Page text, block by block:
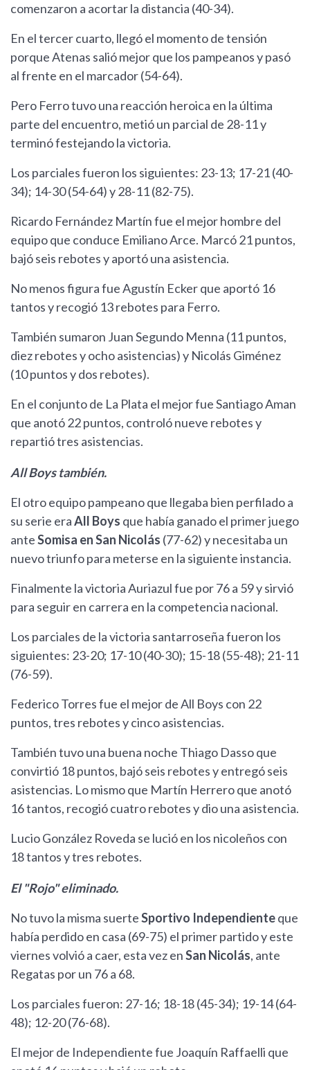
comenzaron a acortar la distancia (40-34).
En el tercer cuarto, llegó el momento de tensión
porque Atenas salió mejor que los pampeanos y pasó
al frente en el marcador (54-64).
Pero Ferro tuvo una reacción heroica en la última
parte del encuentro, metió un parcial de 28-11 y
terminó festejando la victoria.
Los parciales fueron los siguientes: 23-13; 17-21 (40-
34); 14-30 (54-64) y 28-11 (82-75).
Ricardo Fernández Martín fue el mejor hombre del
equipo que conduce Emiliano Arce. Marcó 21 puntos,
bajó seis rebotes y aportó una asistencia.
No menos figura fue Agustín Ecker que aportó 16
tantos y recogió 13 rebotes para Ferro.
También sumaron Juan Segundo Menna (11 puntos,
diez rebotes y ocho asistencias) y Nicolás Giménez
(10 puntos y dos rebotes).
En el conjunto de La Plata el mejor fue Santiago Aman
que anotó 22 puntos, controló nueve rebotes y
repartió tres asistencias.
All Boys también.
El otro equipo pampeano que llegaba bien perfilado a
su serie eraAll Boys que había ganado el primer juego
anteSomisa en San Nicolás (77-62) y necesitaba un
nuevo triunfo para meterse en la siguiente instancia.
Finalmente la victoria Auriazul fue por 76 a 59 y sirvió
para seguir en carrera en la competencia nacional.
Los parciales de la victoria santarroseña fueron los
siguientes: 23-20; 17-10 (40-30); 15-18 (55-48); 21-11
(76-59).
Federico Torres fue el mejor de All Boys con 22
puntos, tres rebotes y cinco asistencias.
También tuvo una buena noche Thiago Dasso que
convirtió 18 puntos, bajó seis rebotes y entregó seis
asistencias. Lo mismo que Martín Herrero que anotó
16 tantos, recogió cuatro rebotes y dio una asistencia.
Lucio González Roveda se lució en los nicoleños con
18 tantos y tres rebotes.
El "Rojo" eliminado.
No tuvo la misma suerteSportivo Independienteque
había perdido en casa (69-75) el primer partido y este
viernes volvió a caer, esta vez enSan Nicolás, ante
Regatas por un 76 a 68.
Los parciales fueron: 27-16; 18-18 (45-34); 19-14 (64-
48); 12-20 (76-68).
El mejor de Independiente fue Joaquín Raffaelli que